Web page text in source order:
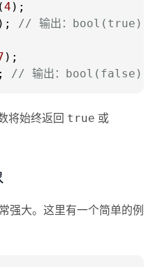
(4
); // 输出：bool(true)
// 输出：bool(false)
将始终返回 true 或
强大。这里有一个简单的例